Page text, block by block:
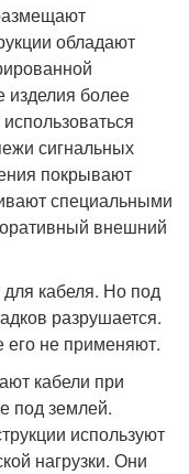
обладают
изделия более
сигнальных
покрывают
специальными
внешний
кабеля. Но под
разрушается.
его не применяют.
кабели при
под землей.
используют
нагрузки. Они